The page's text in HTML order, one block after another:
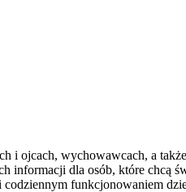
i ojcach, wychowawcach, a
informacji dla osób, które chcą
codziennym funkcjonowaniem